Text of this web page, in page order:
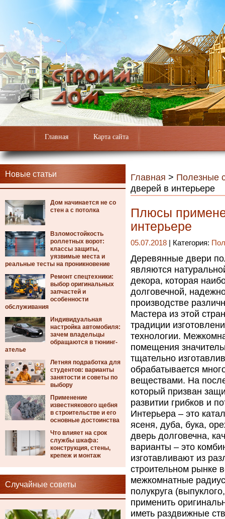
Главная Карта сайта
Новые статьи
Дом начинается не со
стен а с потолка
Взломостойкость
роллетных ворот:
классы защиты,
уязвимые места и
реальные тесты на проникновение
Ремонт спецтехники:
выбор оригинальных
запчастей и
особенности
обслуживания
Индивидуальная
настройка автомобиля:
зачем владельцы
обращаются в тюнинг-
ателье
Летняя подработка для
студентов: варианты
занятости и советы по
выбору
Применение
известнякового щебня
в строительстве и его
основные достоинства
Что влияет на срок
службы шкафа:
конструкция, стены,
крепеж и монтаж
Случайные советы
Главная > Полезные
дверей в интерьере
Плюсы
интерьере
05.07.2018 | Категория:
Деревянные двери
являются
декора, которая
долговечной,
производстве
Мастера из этой
традиции
технологии.
помещения
тщательно
обрабатывается
веществами. На
который призван
развитии грибков и
Интерьера – это
ясеня, дуба, бука,
дверь долговечна,
варианты – это
изготавливают из
строительном рынке
межкомнатные
полукруга
применить
иметь раздвижные